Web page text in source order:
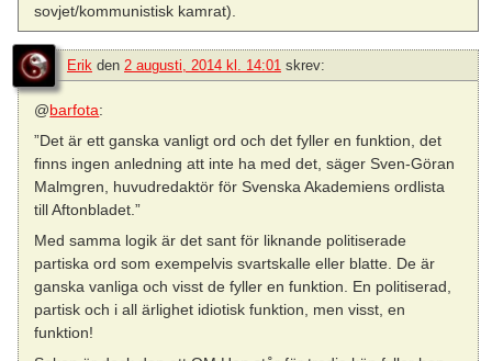
sovjet/kommunistisk kamrat).
Erik den 2 augusti, 2014 kl. 14:01 skrev:
@barfota:
”Det är ett ganska vanligt ord och det fyller en funktion, det
finns ingen anledning att inte ha med det, säger Sven-Göran
Malmgren, huvudredaktör för Svenska Akademiens ordlista
till Aftonbladet.”
Med samma logik är det sant för liknande politiserade
partiska ord som exempelvis svartskalle eller blatte. De är
ganska vanliga och visst de fyller en funktion. En politiserad,
partisk och i all ärlighet idiotisk funktion, men visst, en
funktion!